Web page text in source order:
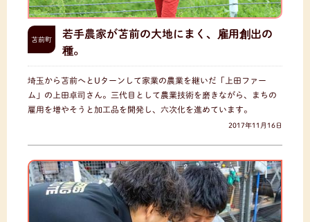
苫前町
若手農家が苫前の大地にまく、雇用創出の
種。
埼玉から苫前へとUターンして家業の農業を継いだ「上田ファー
ム」の上田卓司さん。三代目として農業技術を磨きながら、まちの
雇用を増やそうと加工品を開発し、六次化を進めています。
2017年11月16日